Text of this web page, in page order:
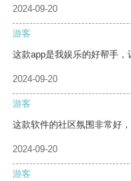
2024-09-20
游客
这款app是我娱乐的好帮手，
2024-09-20
游客
这款软件的社区氛围非常好
2024-09-20
游客